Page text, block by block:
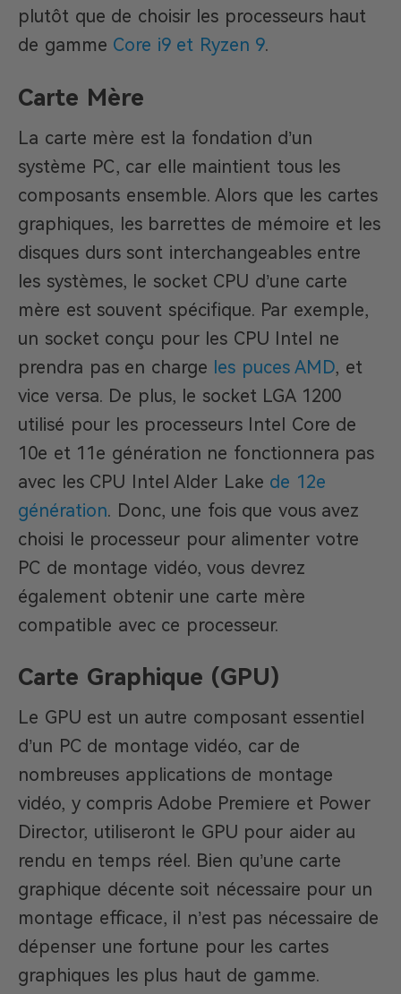
plutôt que de choisir les processeurs haut
de gamme Core i9 et Ryzen 9.
Carte Mère
La carte mère est la fondation d’un
système PC, car elle maintient tous les
composants ensemble. Alors que les cartes
graphiques, les barrettes de mémoire et les
disques durs sont interchangeables entre
les systèmes, le socket CPU d’une carte
mère est souvent spécifique. Par exemple,
un socket conçu pour les CPU Intel ne
prendra pas en charge les puces AMD, et
vice versa. De plus, le socket LGA 1200
utilisé pour les processeurs Intel Core de
10e et 11e génération ne fonctionnera pas
avec les CPU Intel Alder Lake de 12e
génération. Donc, une fois que vous avez
choisi le processeur pour alimenter votre
PC de montage vidéo, vous devrez
également obtenir une carte mère
compatible avec ce processeur.
Carte Graphique (GPU)
Le GPU est un autre composant essentiel
d’un PC de montage vidéo, car de
nombreuses applications de montage
vidéo, y compris Adobe Premiere et Power
Director, utiliseront le GPU pour aider au
rendu en temps réel. Bien qu’une carte
graphique décente soit nécessaire pour un
montage efficace, il n’est pas nécessaire de
dépenser une fortune pour les cartes
graphiques les plus haut de gamme.